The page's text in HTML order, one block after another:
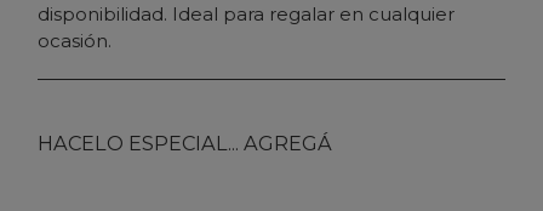
disponibilidad. Ideal para regalar en cualquier
ocasión.
HACELO ESPECIAL... AGREGÁ